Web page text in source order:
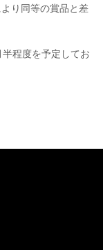
り同等の賞品と差
程度を予定してお